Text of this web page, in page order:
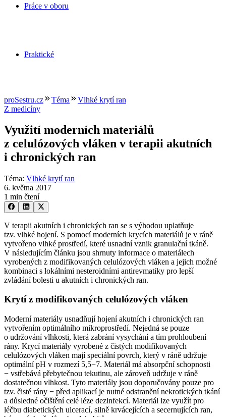
Práce v oboru
Praktické
proSestru.cz Téma
Vlhké krytí ran
Z medicíny
Využití moderních materiálů
z celulózových vláken v terapii akutních
i chronických ran
Téma: Vlhké krytí ran
6. května 2017
1 min čtení
V terapii akutních i chronických ran se s výhodou uplatňuje
tzv. vlhké hojení. S pomocí moderních krycích materiálů je v ráně
vytvořeno vlhké prostředí, které usnadní vznik granulační tkáně.
V následujícím článku jsou shrnuty informace o materiálech
vyrobených z modifikovaných celulózových vláken a jejich možné
kombinaci s lokálními nesteroidními antirevmatiky pro lepší
zvládání bolesti u akutních i chronických ran.
Krytí z modifikovaných celulózových vláken
Moderní materiály usnadňují hojení akutních i chronických ran
vytvořením optimálního mikroprostředí. Nejedná se pouze
o udržování vlhkosti, která zabrání vysychání a tím prohloubení
rány. Krycí materiály vyrobené z čistých modifikovaných
celulózových vláken mají speciální povrch, který v ráně udržuje
optimální pH v rozmezí 5,5−7. Materiál má absorpční schopnosti
−⁠ vstřebává přebytečnou tekutinu, ale zároveň udržuje v ráně
dostatečnou vlhkost. Tyto materiály jsou doporučovány pouze pro
tzv. čisté rány −⁠ před aplikací je nutné odstranění nekrotických tkání
a důsledné očištění celé léze dezinfekcí. Materiál lze využít pro
léčbu diabetických ulcerací, silně krvácejících a secernujících ran,